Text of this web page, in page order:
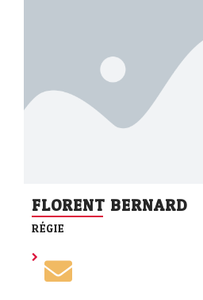
FLORENT BERNARD
RÉGIE